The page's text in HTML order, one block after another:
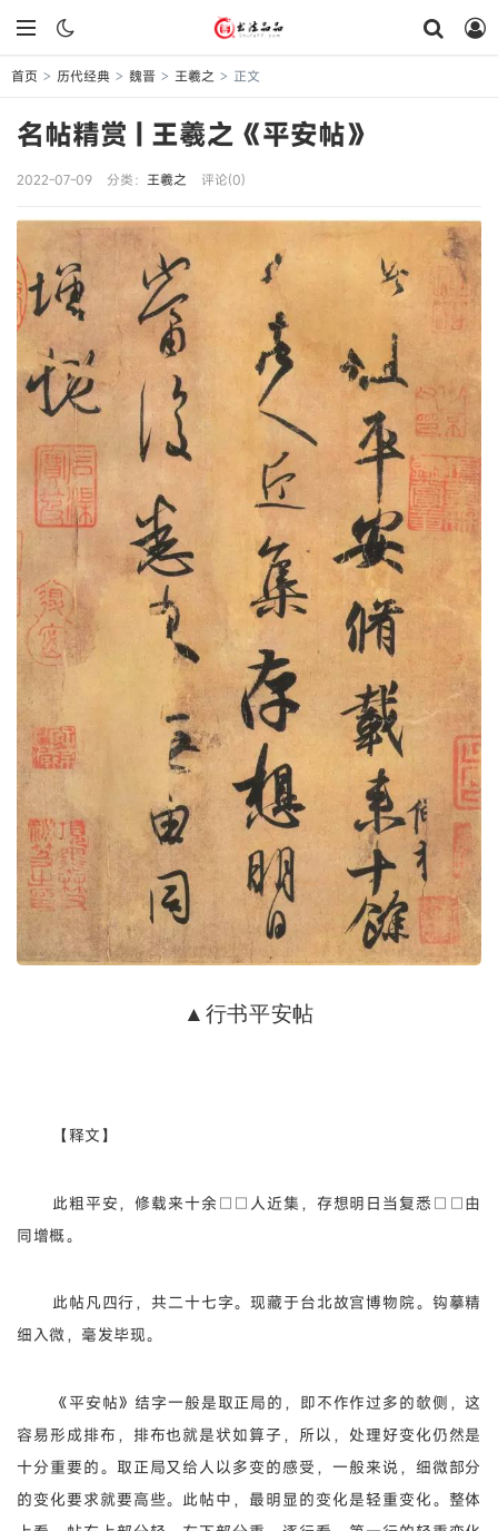
首页 > 历代经典 > 魏晋 > 王羲之 > 正文
名帖精赏 | 王羲之《平安帖》
2022-07-09 分类： 王羲之 评论(0)
▲行书平安帖
【释文】
此粗平安，修载来十余□□人近集，存想明日当复悉□□由
同增概。
此帖凡四行，共二十七字。现藏于台北故宫博物院。钩摹精
细入微，毫发毕现。
《平安帖》结字一般是取正局的，即不作作过多的欹侧，这
容易形成排布，排布也就是状如算子，所以，处理好变化仍然是
十分重要的。取正局又给人以多变的感受，一般来说，细微部分
的变化要求就要高些。此帖中，最明显的变化是轻重变化。整体